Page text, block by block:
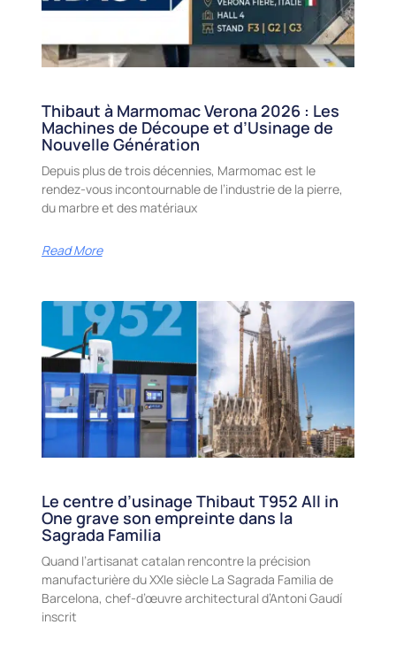
Thibaut à Marmomac Verona 2026 : Les
Machines de Découpe et d’Usinage de
Nouvelle Génération
Depuis plus de trois décennies, Marmomac est le
rendez-vous incontournable de l’industrie de la pierre,
du marbre et des matériaux
Read More
Le centre d’usinage Thibaut T952 All in
One grave son empreinte dans la
Sagrada Familia
Quand l’artisanat catalan rencontre la précision
manufacturière du XXIe siècle La Sagrada Familia de
Barcelona, chef-d’œuvre architectural d’Antoni Gaudí
inscrit